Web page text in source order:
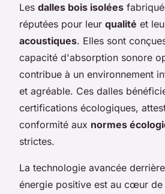
Les dalles bois isolées
réputées pour leur qualité et
acoustiques. Elles sont
capacité d'absorption sonore
contribue à un environnement
et agréable. Ces dalles
certifications écologiques,
conformité aux normes
strictes.
La technologie avancée
énergie positive est au cœur